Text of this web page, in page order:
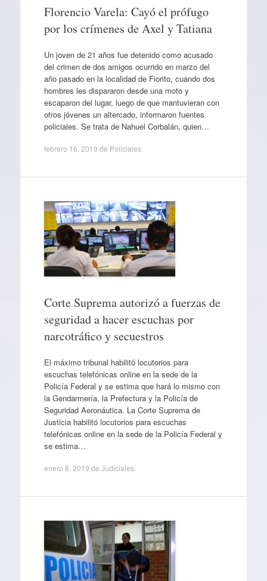
Florencio Varela: Cayó el prófugo
por los crímenes de Axel y Tatiana
Un joven de 21 años fue detenido como acusado
del crimen de dos amigos ocurrido en marzo del
año pasado en la localidad de Fiorito, cuando dos
hombres les dispararon desde una moto y
escaparon del lugar, luego de que mantuvieran con
otros jóvenes un altercado, informaron fuentes
policiales. Se trata de Nahuel Corbalán, quien…
febrero 16, 2019 de Policiales.
Corte Suprema autorizó a fuerzas de
seguridad a hacer escuchas por
narcotráfico y secuestros
El máximo tribunal habilitó locutorios para
escuchas telefónicas online en la sede de la
Policía Federal y se estima que hará lo mismo con
la Gendarmería, la Prefectura y la Policía de
Seguridad Aeronáutica. La Corte Suprema de
Justicia habilitó locutorios para escuchas
telefónicas online en la sede de la Policía Federal y
se estima…
enero 8, 2019 de Judiciales.